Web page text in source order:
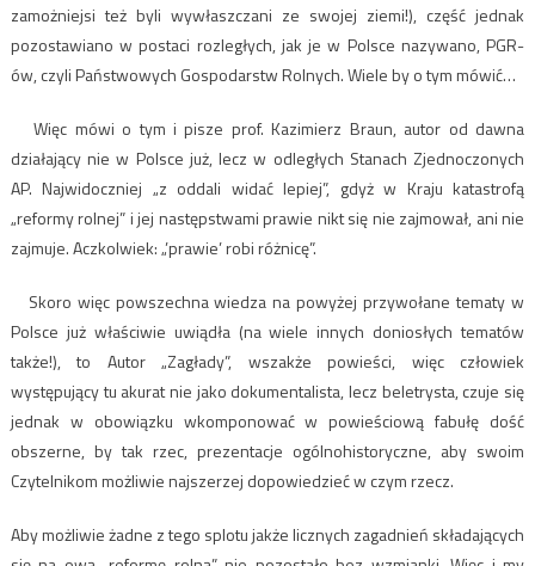
zamożniejsi też byli wywłaszczani ze swojej ziemi!), część jednak
pozostawiano w postaci rozległych, jak je w Polsce nazywano, PGR-
ów, czyli Państwowych Gospodarstw Rolnych. Wiele by o tym mówić…
Więc mówi o tym i pisze prof. Kazimierz Braun, autor od dawna
działający nie w Polsce już, lecz w odległych Stanach Zjednoczonych
AP. Najwidoczniej „z oddali widać lepiej”, gdyż w Kraju katastrofą
„reformy rolnej” i jej następstwami prawie nikt się nie zajmował, ani nie
zajmuje. Aczkolwiek: „’prawie’ robi różnicę”.
Skoro więc powszechna wiedza na powyżej przywołane tematy w
Polsce już właściwie uwiądła (na wiele innych doniosłych tematów
także!), to Autor „Zagłady”, wszakże powieści, więc człowiek
występujący tu akurat nie jako dokumentalista, lecz beletrysta, czuje się
jednak w obowiązku wkomponować w powieściową fabułę dość
obszerne, by tak rzec, prezentacje ogólnohistoryczne, aby swoim
Czytelnikom możliwie najszerzej dopowiedzieć w czym rzecz.
Aby możliwie żadne z tego splotu jakże licznych zagadnień składających